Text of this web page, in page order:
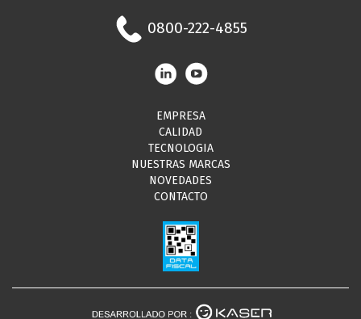
0800-222-4855
EMPRESA
CALIDAD
TECNOLOGIA
NUESTRAS MARCAS
NOVEDADES
CONTACTO